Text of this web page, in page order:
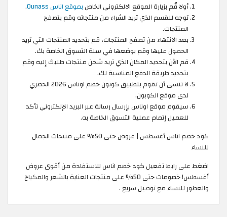
أولا قُم بزيارة الموقع الالكتروني الخاص بموقع اناس Ounass
.
توجه للقسم الذي تريد الشراء من منتجاته وقم بتصفح
المنتجات.
بعد الانتهاء من تصفح المنتجات، قم بتحديد المنتجات التي تريد
الحصول عليها وقم بوضعها في سلة التسوق الخاصة بك.
قم الآن بتحديد المكان الذي تريد شحن منتجات طلبك إليه وقم
بتحديد طريقة الدفع المناسبة لك.
لا تنسى أن تقوم بتطبيق كوبون خصم اوناس 2026 الحصري
لدى موقع الكوبون.
سيقوم موقع اوناس بإرسال رسالة عبر البريد الإلكتروني تأكد
للعميل إتمام عملية التسوق الخاصة به.
كود خصم اناس أغسطس | عروض حتى 50% على منتجات الجمال
للنساء
اضغط على رابط تفعيل كود خصم اناس للاستفادة من أقوى عروض
أغسطس! خصومات حتى 50% على منتجات العناية بالشعر والمكياج
والعطور للنساء مع توصيل سريع .